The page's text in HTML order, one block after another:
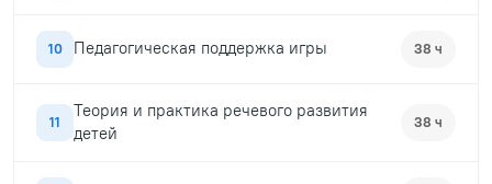
10 Педагогическая поддержка игры 38 ч
11
Теория и практика речевого развития
детей
38 ч